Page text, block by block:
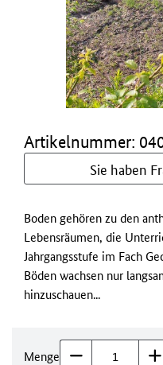
Artikelnummer:
Sie haben
Boden gehören zu den
Lebensräumen, die
Jahrgangsstufe im Fach
Böden wachsen nur
hinzuschauen...
Menge